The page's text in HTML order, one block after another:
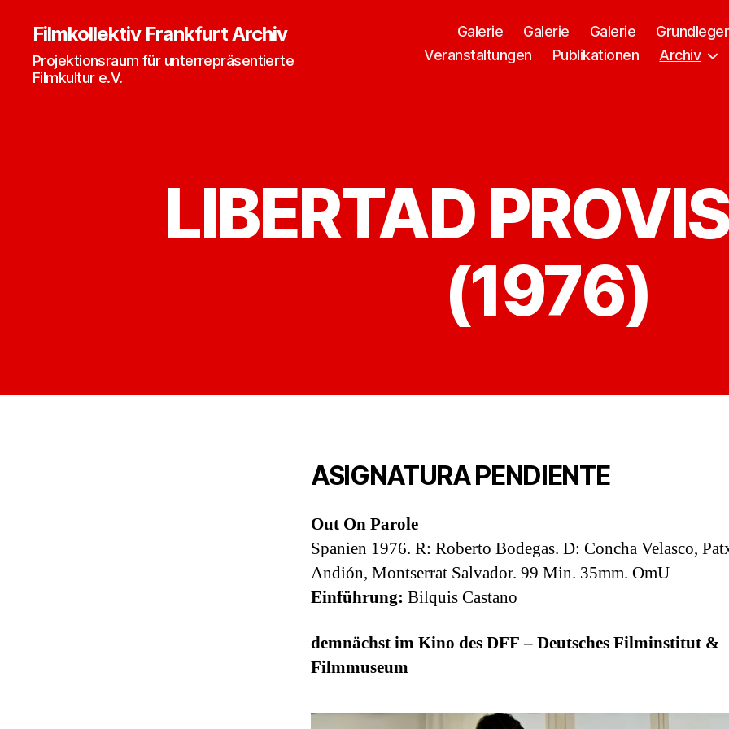
Filmkollektiv Frankfurt Archiv
Projektionsraum für unterrepräsentierte
Filmkultur e.V.
Galerie Galerie Galerie
Veranstaltungen
Publikationen Archiv
LIBERTAD
(1976)
ASIGNATURA PENDIENTE
Out On Parole
Spanien 1976. R: Roberto Bodegas. D: Concha Velasco,
Andión, Montserrat Salvador. 99 Min. 35mm. OmU
Einführung: Bilquis Castano
demnächstim Kino des DFF – Deutsches Filminstitut &
Filmmuseum